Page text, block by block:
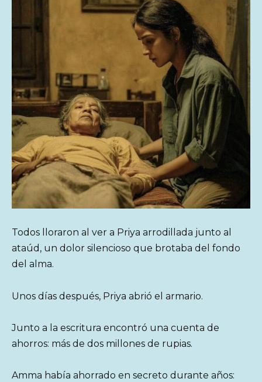
Todos lloraron al ver a Priya arrodillada junto al
ataúd, un dolor silencioso que brotaba del fondo
del alma.
Unos días después, Priya abrió el armario.
Junto a la escritura encontró una cuenta de
ahorros: más de dos millones de rupias.
Amma había ahorrado en secreto durante años: